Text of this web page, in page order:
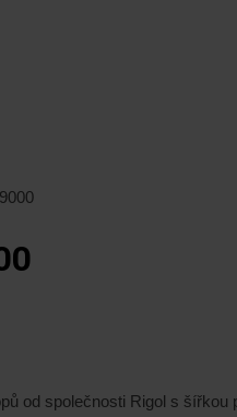
od společnosti Rigol s